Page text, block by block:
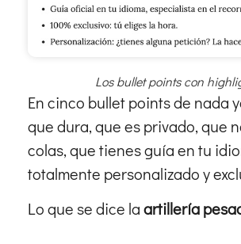
Los bullet points con
En cinco bullet points de nada
que dura, que es privado, que
colas, que tienes guía en tu
totalmente personalizado y
Lo que se dice laartillería